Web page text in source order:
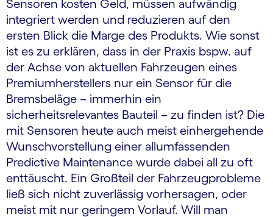
Sensoren kosten Geld, müssen aufwändig
integriert werden und reduzieren auf den
ersten Blick die Marge des Produkts. Wie sonst
ist es zu erklären, dass in der Praxis bspw. auf
der Achse von aktuellen Fahrzeugen eines
Premiumherstellers nur ein Sensor für die
Bremsbeläge – immerhin ein
sicherheitsrelevantes Bauteil – zu finden ist? Die
mit Sensoren heute auch meist einhergehende
Wunschvorstellung einer allumfassenden
Predictive Maintenance wurde dabei all zu oft
enttäuscht. Ein Großteil der Fahrzeugprobleme
ließ sich nicht zuverlässig vorhersagen, oder
meist mit nur geringem Vorlauf. Will man